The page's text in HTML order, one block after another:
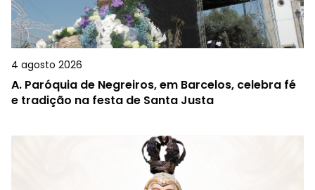
4 agosto 2026
A. Paróquia de Negreiros, em Barcelos, celebra fé
e tradição na festa de Santa Justa